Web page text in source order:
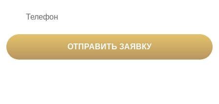
ОТПРАВИТЬ ЗАЯВКУ